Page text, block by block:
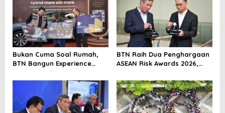
Bukan Cuma Soal Rumah,
BTN Bangun Experience
BTN Raih Dua Penghargaan
ASEAN Risk Awards 2026,
Manajemen Risiko
Berstandar Internasional
Perkuat Pertumbuhan
Berkelanjutan